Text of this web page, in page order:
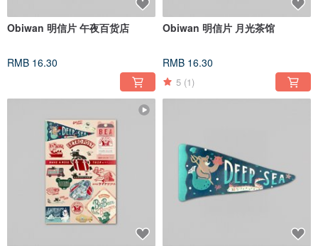
Obiwan 明信片 午夜百货店
RMB 16.30
Obiwan 明信片 月光茶馆
RMB 16.30
5 (1)